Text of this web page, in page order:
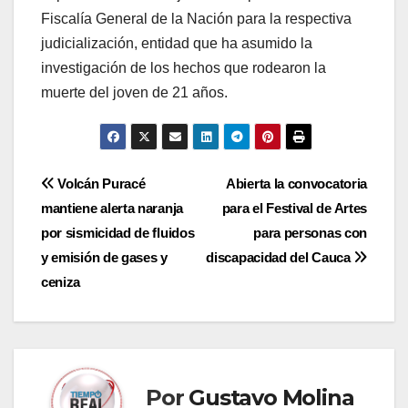
Fiscalía General de la Nación para la respectiva
judicialización, entidad que ha asumido la
investigación de los hechos que rodearon la
muerte del joven de 21 años.
Navegación
de
entradas
Abierta la convocatoria
para el Festival de Artes
para personas con
discapacidad del Cauca
Volcán Puracé
mantiene alerta naranja
por sismicidad de fluidos
y emisión de gases y
ceniza
Por Gustavo Molina